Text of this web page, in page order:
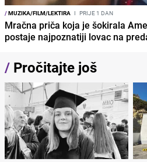
/MUZIKA/FILM/LEKTIRA I PRIJE 1 DAN
Mračna priča koja je šokirala
postaje najpoznatiji lovac na
/ Pročitajte još